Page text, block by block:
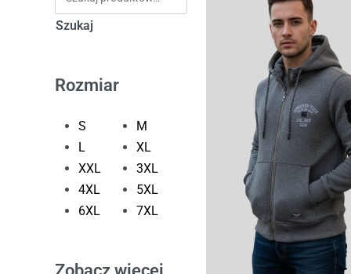
Szukaj
Rozmiar
S
M
L
XL
XXL
3XL
4XL
5XL
6XL
7XL